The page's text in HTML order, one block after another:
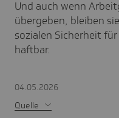
Und auch wenn
übergeben, bleiben
sozialen Sicherheit
haftbar.
04.05.2026
Quelle